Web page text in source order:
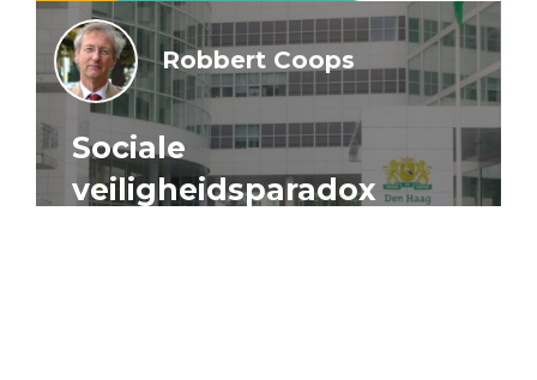
Robbert Coops
Sociale
veiligheidsparadox